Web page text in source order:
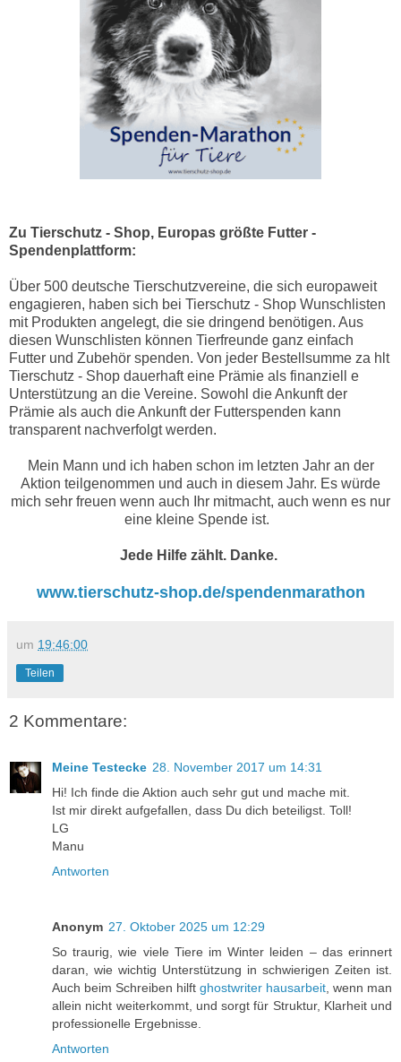
Zu Tierschutz - Shop, Europas größte Futter -
Spendenplattform:
Über 500 deutsche Tierschutzvereine, die sich europaweit
engagieren, haben sich bei Tierschutz - Shop Wunschlisten
mit Produkten angelegt, die sie dringend benötigen. Aus
diesen Wunschlisten können Tierfreunde ganz einfach
Futter und Zubehör spenden. Von jeder Bestellsumme za hlt
Tierschutz - Shop dauerhaft eine Prämie als finanziell e
Unterstützung an die Vereine. Sowohl die Ankunft der
Prämie als auch die Ankunft der Futterspenden kann
transparent nachverfolgt werden.
Mein Mann und ich haben schon im letzten Jahr an der
Aktion teilgenommen und auch in diesem Jahr. Es würde
mich sehr freuen wenn auch Ihr mitmacht, auch wenn es nur
eine kleine Spende ist.
Jede Hilfe zählt. Danke.
www.tierschutz-shop.de/spendenmarathon
um 19:46:00
Teilen
2 Kommentare:
Meine Testecke 28. November 2017 um 14:31
Hi! Ich finde die Aktion auch sehr gut und mache mit.
Ist mir direkt aufgefallen, dass Du dich beteiligst. Toll!
LG
Manu
Antworten
Anonym 27. Oktober 2025 um 12:29
So traurig, wie viele Tiere im Winter leiden – das erinnert
daran, wie wichtig Unterstützung in schwierigen Zeiten ist.
Auch beim Schreiben hilft ghostwriter hausarbeit , wenn man
allein nicht weiterkommt, und sorgt für Struktur, Klarheit und
professionelle Ergebnisse.
Antworten